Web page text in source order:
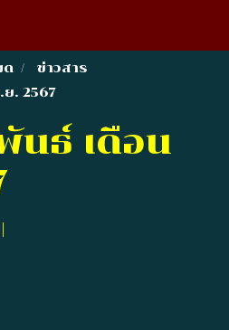
ด
ข่าวสาร
. 2567
นธ์ เดือน